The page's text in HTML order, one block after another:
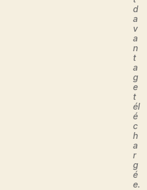
d
a
v
a
n
t
a
g
e
t
él
é
c
h
a
r
g
é
e.